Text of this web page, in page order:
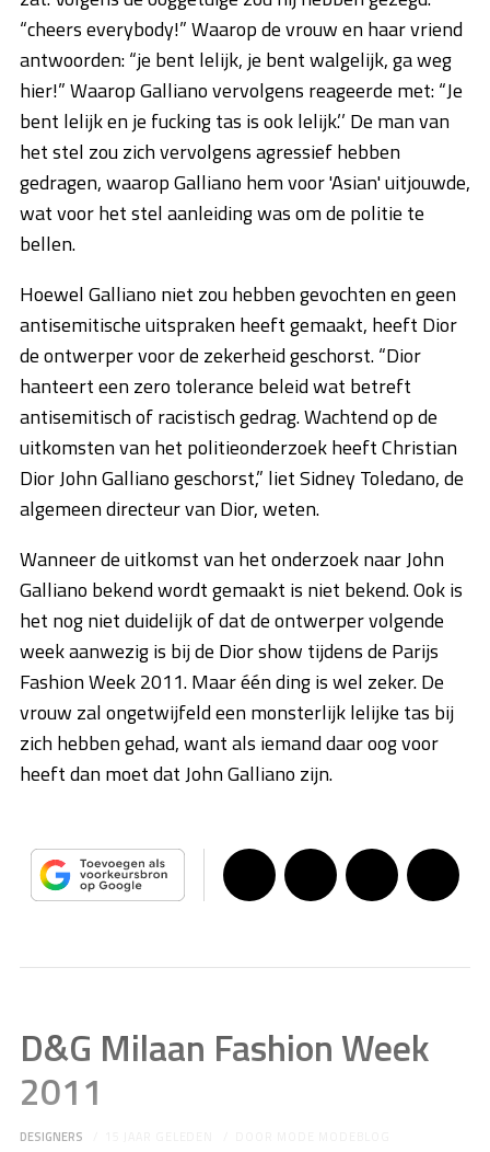
“cheers everybody!” Waarop de vrouw en haar vriend
antwoorden: “je bent lelijk, je bent walgelijk, ga weg
hier!” Waarop Galliano vervolgens reageerde met: “Je
bent lelijk en je fucking tas is ook lelijk.’’ De man van
het stel zou zich vervolgens agressief hebben
gedragen, waarop Galliano hem voor 'Asian' uitjouwde,
wat voor het stel aanleiding was om de politie te
bellen.
Hoewel Galliano niet zou hebben gevochten en geen
antisemitische uitspraken heeft gemaakt, heeft Dior
de ontwerper voor de zekerheid geschorst. “Dior
hanteert een zero tolerance beleid wat betreft
antisemitisch of racistisch gedrag. Wachtend op de
uitkomsten van het politieonderzoek heeft Christian
Dior John Galliano geschorst,” liet Sidney Toledano, de
algemeen directeur van Dior, weten.
Wanneer de uitkomst van het onderzoek naar John
Galliano bekend wordt gemaakt is niet bekend. Ook is
het nog niet duidelijk of dat de ontwerper volgende
week aanwezig is bij de Dior show tijdens de Parijs
Fashion Week 2011. Maar één ding is wel zeker. De
vrouw zal ongetwijfeld een monsterlijk lelijke tas bij
zich hebben gehad, want als iemand daar oog voor
heeft dan moet dat John Galliano zijn.
D&G Milaan Fashion Week
2011
DESIGNERS